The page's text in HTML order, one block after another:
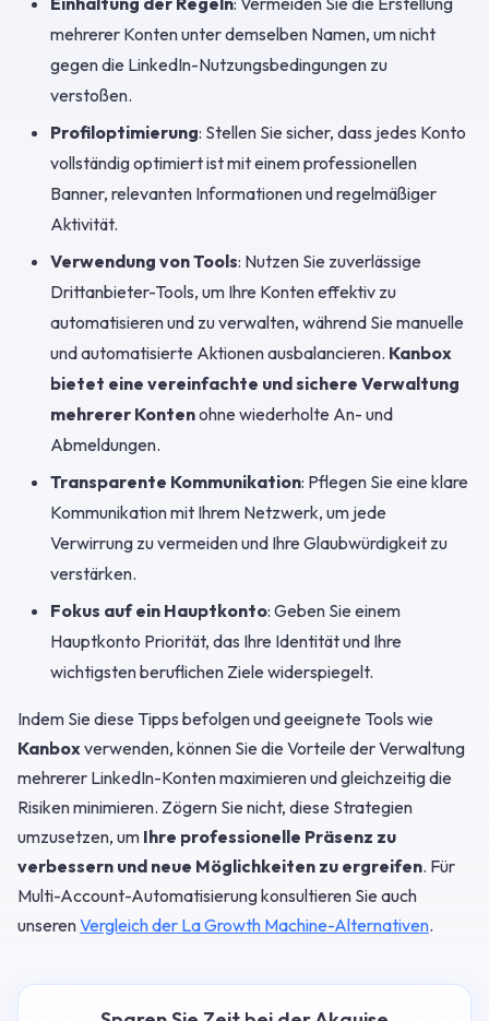
mehrerer Konten unter demselben Namen, um nicht
gegen die LinkedIn-Nutzungsbedingungen zu
verstoßen.
Profiloptimierung: Stellen Sie sicher, dass jedes Konto
vollständig optimiert ist mit einem professionellen
Banner, relevanten Informationen und regelmäßiger
Aktivität.
Verwendung von Tools: Nutzen Sie zuverlässige
Drittanbieter-Tools, um Ihre Konten effektiv zu
automatisieren und zu verwalten, während Sie manuelle
und automatisierte Aktionen ausbalancieren. Kanbox
bietet eine vereinfachte und sichere Verwaltung
mehrerer Kontenohne wiederholte An- und
Abmeldungen.
Transparente Kommunikation: Pflegen Sie eine klare
Kommunikation mit Ihrem Netzwerk, um jede
Verwirrung zu vermeiden und Ihre Glaubwürdigkeit zu
verstärken.
Fokus auf ein Hauptkonto: Geben Sie einem
Hauptkonto Priorität, das Ihre Identität und Ihre
wichtigsten beruflichen Ziele widerspiegelt.
Indem Sie diese Tipps befolgen und geeignete Tools wie
Kanboxverwenden, können Sie die Vorteile der Verwaltung
mehrerer LinkedIn-Konten maximieren und gleichzeitig die
Risiken minimieren. Zögern Sie nicht, diese Strategien
umzusetzen, um Ihre professionelle Präsenz zu
verbessern und neue Möglichkeiten zu ergreifen. Für
Multi-Account-Automatisierung konsultieren Sie auch
unserenVergleich der La Growth Machine-Alternativen.